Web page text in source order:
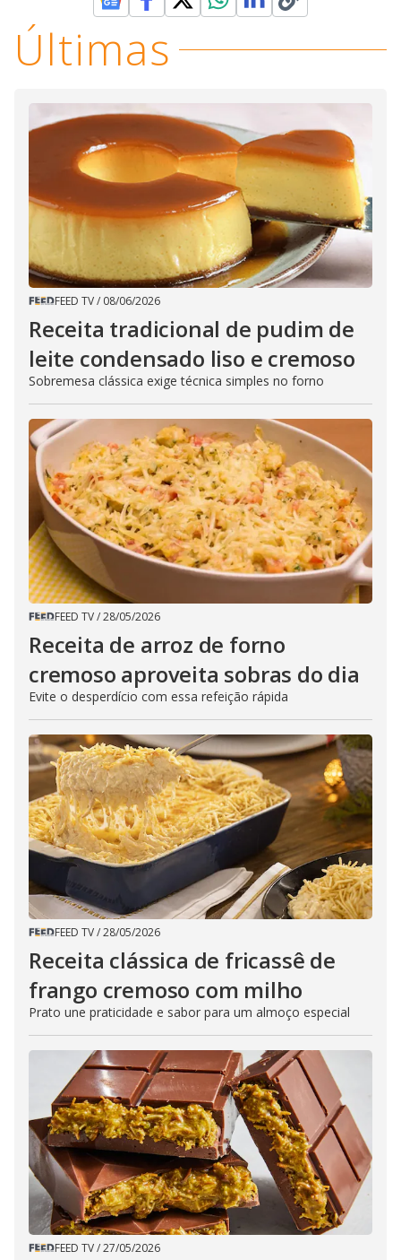
Últimas
FEED TV/ 08/06/2026
Receita tradicional de pudim de
leite condensado liso e cremoso
Sobremesa clássica exige técnica simples no forno
FEED TV/28/05/2026
Receita de arroz de forno
cremoso aproveita sobras do dia
Evite o desperdício com essa refeição rápida
FEED TV/28/05/2026
Receita clássica de fricassê de
frango cremoso com milho
Prato une praticidade e sabor para um almoço especial
FEED TV/27/05/2026